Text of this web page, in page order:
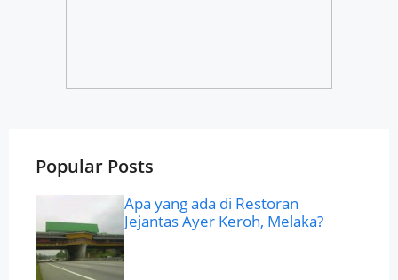
Popular Posts
Apa yang ada di Restoran
Jejantas Ayer Keroh, Melaka?